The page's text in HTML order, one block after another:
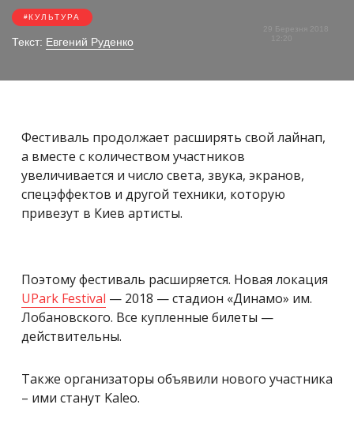
КУЛЬТУРА
Текст: Евгений Руденко
29 Березня 2018
Фестиваль продолжает расширять свой лайнап,
а вместе с количеством участников
увеличивается и число света, звука, экранов,
спецэффектов и другой техники, которую
привезут в Киев артисты.
Поэтому фестиваль расширяется. Новая локация
UPark Festival — 2018 — стадион «Динамо» им.
Лобановского. Все купленные билеты —
действительны.
Также организаторы объявили нового участника
– ими станут Kaleo.